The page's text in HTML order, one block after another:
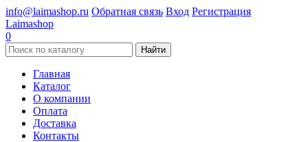
info@laimashop.ru Обратная связь Вход Регистрация
Laimashop
0
Найти
Главная
Каталог
О компании
Оплата
Доставка
Контакты